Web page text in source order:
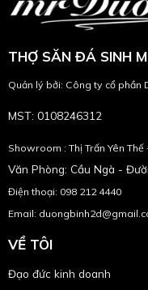
THỢ SĂN ĐÁ SINH
Quản lý bởi: Công ty cổ phần
MST: 0108246312
Showroom : Thị Trấn Yên Thế
Văn Phòng: Cầu Ngà -
Điện thoại: 098 212 4440
Email:
VỀ TÔI
Đạo đức kinh doanh